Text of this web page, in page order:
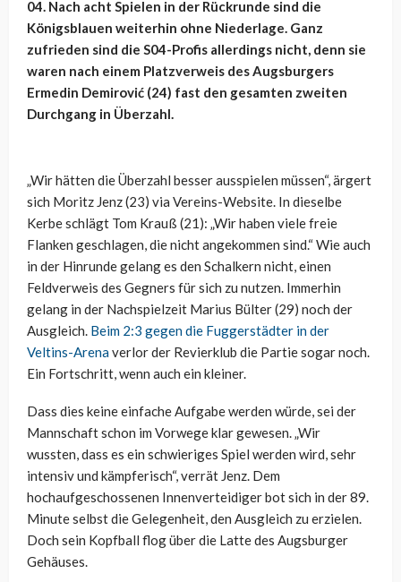
04. Nach acht Spielen in der Rückrunde sind die
Königsblauen weiterhin ohne Niederlage. Ganz
zufrieden sind die S04-Profis allerdings nicht, denn sie
waren nach einem Platzverweis des Augsburgers
Ermedin Demirović (24) fast den gesamten zweiten
Durchgang in Überzahl.
„Wir hätten die Überzahl besser ausspielen müssen“, ärgert
sich Moritz Jenz (23) via Vereins-Website. In dieselbe
Kerbe schlägt Tom Krauß (21): „Wir haben viele freie
Flanken geschlagen, die nicht angekommen sind.“ Wie auch
in der Hinrunde gelang es den Schalkern nicht, einen
Feldverweis des Gegners für sich zu nutzen. Immerhin
gelang in der Nachspielzeit Marius Bülter (29) noch der
Ausgleich. Beim 2:3 gegen die Fuggerstädter in der
Veltins-Arenaverlor der Revierklub die Partie sogar noch.
Ein Fortschritt, wenn auch ein kleiner.
Dass dies keine einfache Aufgabe werden würde, sei der
Mannschaft schon im Vorwege klar gewesen. „Wir
wussten, dass es ein schwieriges Spiel werden wird, sehr
intensiv und kämpferisch“, verrät Jenz. Dem
hochaufgeschossenen Innenverteidiger bot sich in der 89.
Minute selbst die Gelegenheit, den Ausgleich zu erzielen.
Doch sein Kopfball flog über die Latte des Augsburger
Gehäuses.